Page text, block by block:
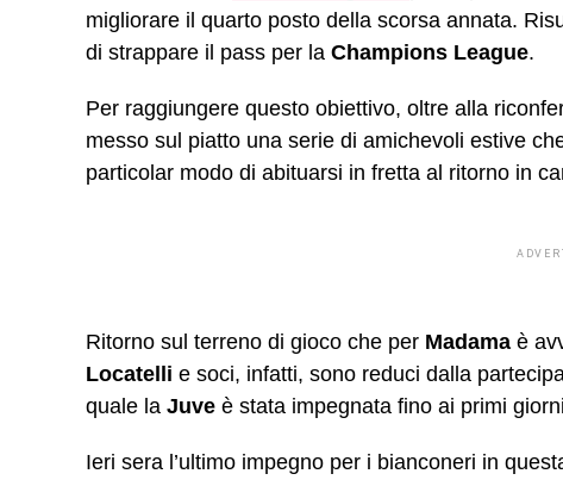
migliorare il quarto posto della scorsa annata.
di strappare il pass per la Champions League.
Per raggiungere questo obiettivo, oltre alla
messo sul piatto una serie di amichevoli estive
particolar modo di abituarsi in fretta al ritorno in
Ritorno sul terreno di gioco che per Madama è
Locatelli e soci, infatti, sono reduci dalla
quale la Juve è stata impegnata fino ai primi
Ieri sera l’ultimo impegno per i bianconeri in